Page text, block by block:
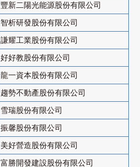
豐新二陽光能源股份有限公司
智析研發股份有限公司
謙耀工業股份有限公司
好好教股份有限公司
龍一資本股份有限公司
趨勢不動產股份有限公司
雪瑞股份有限公司
振馨股份有限公司
美好營造股份有限公司
富勝開發建設股份有限公司